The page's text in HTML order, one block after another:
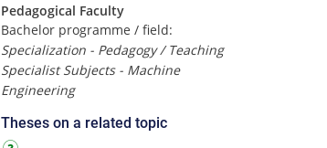
Pedagogical Faculty
Bachelor programme / field:
Specialization - Pedagogy / Teaching
Specialist Subjects - Machine
Engineering
Theses on a related topic